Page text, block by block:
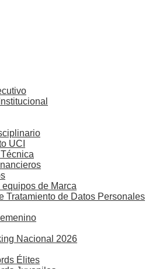
UCI
de Marca
Tratamiento de Datos Personales
Nacional 2026
Élites